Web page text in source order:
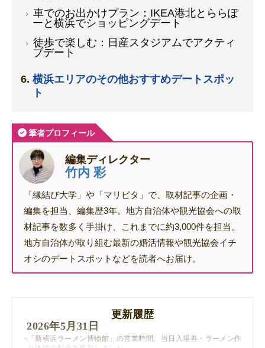
車でのお出かけプラン：IKEA港北とららぽ
ーと横浜でショッピングデート
徒歩で楽しむ：日産スタジアムでアクティ
ブデート
横浜エリアのその他おすすめデートスポッ
ト
筆者プロフィール
編集ディレクター
竹内 彩
「縁結び大学」や「マリピタ」で、取材記事の企画・
編集を担当、編集歴3年。地方自治体や観光協会への取
材記事を数多く手掛け、これまでに約3,000件を担当。
地方自治体が取り組む最新の婚活情報や観光協会イチ
オシのデートスポットなどを読者へお届け。
更新履歴
2026年5月31日
「新横浜ラーメン博物館」の営業時間、当日入場券・ラーメン作